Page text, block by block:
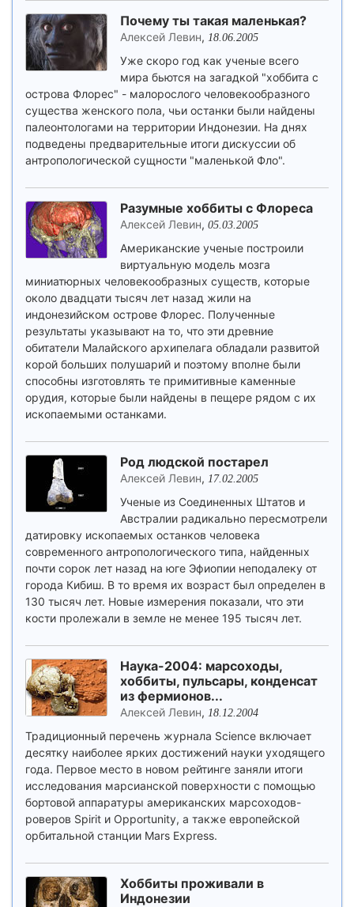
Почему ты такая маленькая?
Алексей Левин, 18.06.2005
Уже скоро год как ученые всего
мира бьются на загадкой "хоббита с
острова Флорес" - малорослого человекообразного
существа женского пола, чьи останки были найдены
палеонтологами на территории Индонезии. На днях
подведены предварительные итоги дискуссии об
антропологической сущности "маленькой Фло".
Разумные хоббиты с Флореса
Алексей Левин, 05.03.2005
Американские ученые построили
виртуальную модель мозга
миниатюрных человекообразных существ, которые
около двадцати тысяч лет назад жили на
индонезийском острове Флорес. Полученные
результаты указывают на то, что эти древние
обитатели Малайского архипелага обладали развитой
корой больших полушарий и поэтому вполне были
способны изготовлять те примитивные каменные
орудия, которые были найдены в пещере рядом с их
ископаемыми останками.
Род людской постарел
Алексей Левин, 17.02.2005
Ученые из Соединенных Штатов и
Австралии радикально пересмотрели
датировку ископаемых останков человека
современного антропологического типа, найденных
почти сорок лет назад на юге Эфиопии неподалеку от
города Кибиш. В то время их возраст был определен в
130 тысяч лет. Новые измерения показали, что эти
кости пролежали в земле не менее 195 тысяч лет.
Наука-2004: марсоходы,
хоббиты, пульсары, конденсат
из фермионов...
Алексей Левин, 18.12.2004
Традиционный перечень журнала Science включает
десятку наиболее ярких достижений науки уходящего
года. Первое место в новом рейтинге заняли итоги
исследования марсианской поверхности с помощью
бортовой аппаратуры американских марсоходов-
роверов Spirit и Opportunity, а также европейской
орбитальной станции Mars Express.
Хоббиты проживали в
Индонезии